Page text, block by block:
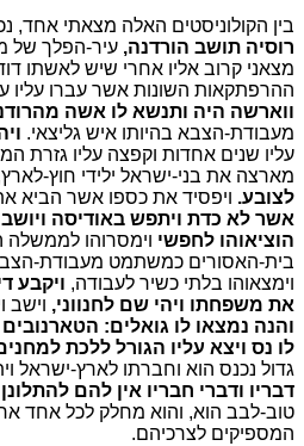
בין הקולוניסטים האלה מצאתי אחד,
רוסיה תושב הורדנה, עיר-הפלך של
מצאני קרוב אליו אחרי שיש לאשתו
ההרפתקאות השונות אשר עברו עליו
ווארשה היה ותנשא לו אשה
מעבודת-הצבא בהיותו איש גליצאי.
עליו שנים אחדות וקפצה עליו גזרת
מארצה את בני-ישראל ילידי חוץ-
לצובע. ויפסיד את כספו אשר הביא
אשר לא כדת ויתפש באודיסה
הוציאוהו לחפשי וימסרוהו
בית-האסורים כמשתמט מעבודת-
וימצאוהו בלתי כשיר לעבודה, ויקבע
את משפחתו ויהי שם לחנווני, וישב
והנה נמצאו לו גואלים:
לו נס ויצא עליו הגורל ללכת
גדול נכנס הוא וחברתו לארץ-ישראל
דבריו ודברי חבריו אין להם
טוב-לבב הוא, והוא מחלק לכל אחד
המספיקים לצרכיהם.